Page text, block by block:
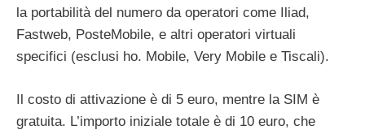
la portabilità del numero da operatori come Iliad,
Fastweb, PosteMobile, e altri operatori virtuali
specifici (esclusi ho. Mobile, Very Mobile e Tiscali).
Il costo di attivazione è di 5 euro, mentre la SIM è
gratuita. L’importo iniziale totale è di 10 euro, che